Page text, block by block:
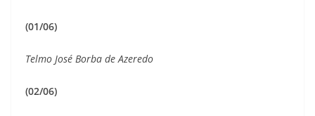
(01/06)
Telmo José Borba de Azeredo
(02/06)